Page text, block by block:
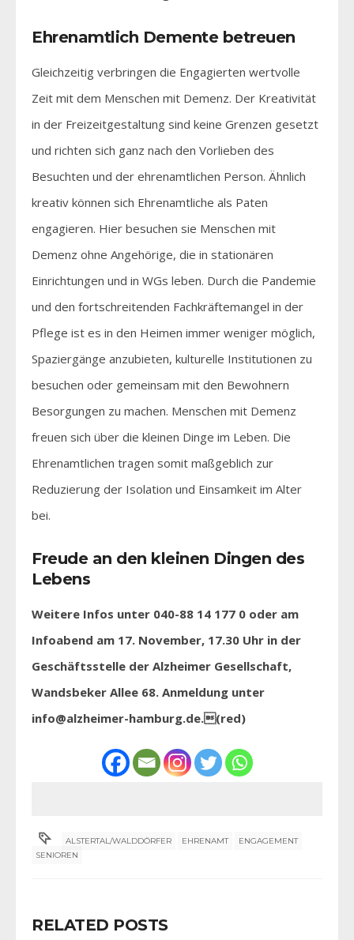
Ehrenamtlich Demente betreuen
Gleichzeitig verbringen die Engagierten wertvolle
Zeit mit dem Menschen mit Demenz. Der Kreativität
in der Freizeitgestaltung sind keine Grenzen gesetzt
und richten sich ganz nach den Vorlieben des
Besuchten und der ehrenamtlichen Person. Ähnlich
kreativ können sich Ehrenamtliche als Paten
engagieren. Hier besuchen sie Menschen mit
Demenz ohne Angehörige, die in stationären
Einrichtungen und in WGs leben. Durch die Pandemie
und den fortschreitenden Fachkräftemangel in der
Pflege ist es in den Heimen immer weniger möglich,
Spaziergänge anzubieten, kulturelle Institutionen zu
besuchen oder gemeinsam mit den Bewohnern
Besorgungen zu machen. Menschen mit Demenz
freuen sich über die kleinen Dinge im Leben. Die
Ehrenamtlichen tragen somit maßgeblich zur
Reduzierung der Isolation und Einsamkeit im Alter
bei.
Freude an den kleinen Dingen des
Lebens
Weitere Infos unter 040-88 14 177 0 oder am
Infoabend am 17. November, 17.30 Uhr in der
Geschäftsstelle der Alzheimer Gesellschaft,
Wandsbeker Allee 68. Anmeldung unter
info@alzheimer-hamburg.de.(red)
ALSTERTAL/WALDDÖRFER EHRENAMT
ENGAGEMENT
SENIOREN
RELATED POSTS